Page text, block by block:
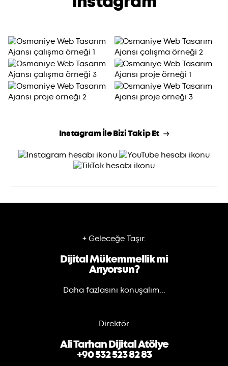
Instagram İle Bizi Takip Et
+ Geleceğe Taşır.
Dijital Mükemmellik mi
Arıyorsun?
Daha fazlasını konuşalım...
Direktör
Ali Tarhan Dijital Atölye
+90 532 523 82 83